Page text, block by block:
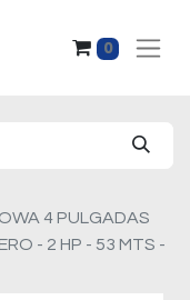
0
4 PULGADAS
- 2 HP - 53 MTS -